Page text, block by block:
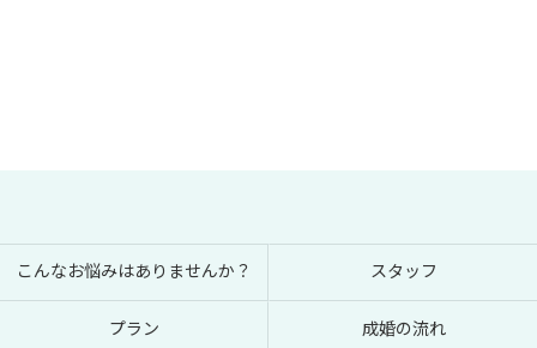
こんなお悩みはありませんか？ スタッフ
プラン 成婚の流れ